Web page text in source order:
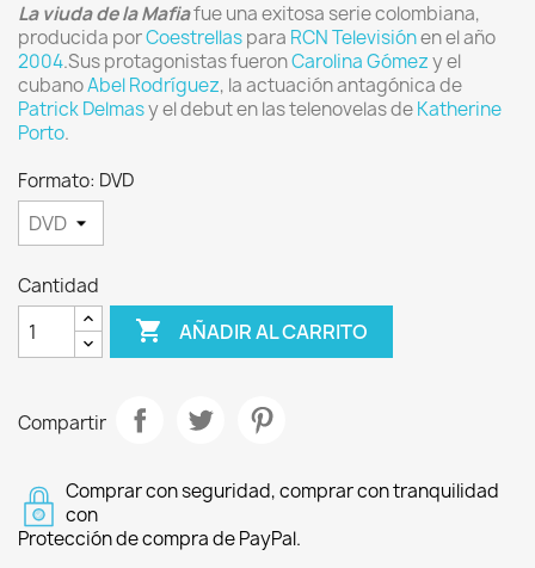
La viuda de la Mafiafue una exitosa serie colombiana,
producida porCoestrellaspara RCN Televisiónen el año
2004.Sus protagonistas fueronCarolina Gómezy el
cubanoAbel Rodríguez, la actuación antagónica de
Patrick Delmasy el debut en las telenovelas deKatherine
Porto.
Formato: DVD
Cantidad
 AÑADIR AL CARRITO
Compartir
Comprar con seguridad, comprar con tranquilidad
con
Protección de compra de PayPal.